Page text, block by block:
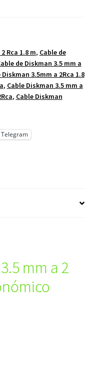
Rca 1.8 m, Cable de
de Diskman 3.5 mm a
Diskman 3.5mm a 2Rca 1.8
, Cable Diskman 3.5 mm a
, Cable Diskman
Telegram
mm a 2